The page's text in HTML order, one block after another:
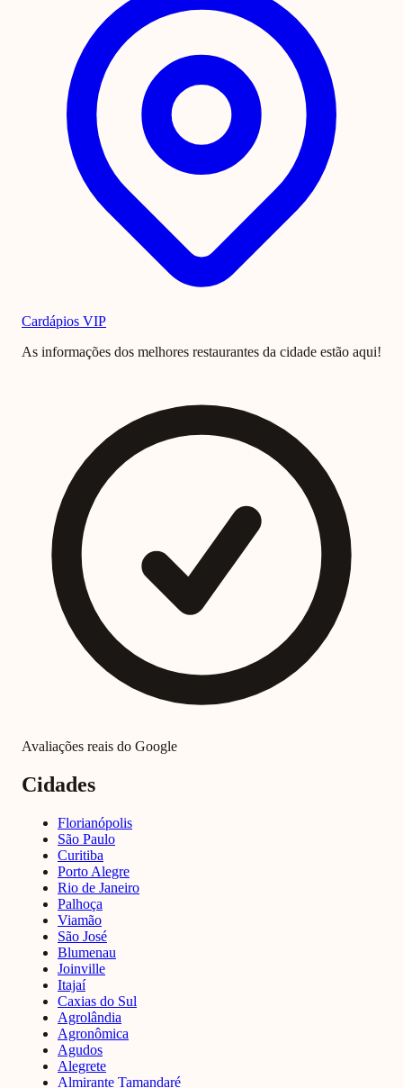
Cardápios VIP
As informações dos melhores restaurantes da cidade estão aqui!
Avaliações reais do Google
Cidades
Florianópolis
São Paulo
Curitiba
Porto Alegre
Rio de Janeiro
Palhoça
Viamão
São José
Blumenau
Joinville
Itajaí
Caxias do Sul
Agrolândia
Agronômica
Agudos
Alegrete
Almirante Tamandaré